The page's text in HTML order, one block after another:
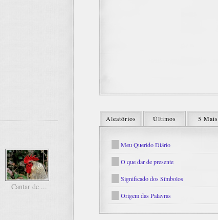
Cantar de ...
Aleatórios Últimos 5 Mais
Meu Querido Diário
O que dar de presente
Significado dos Símbolos
Origem das Palavras